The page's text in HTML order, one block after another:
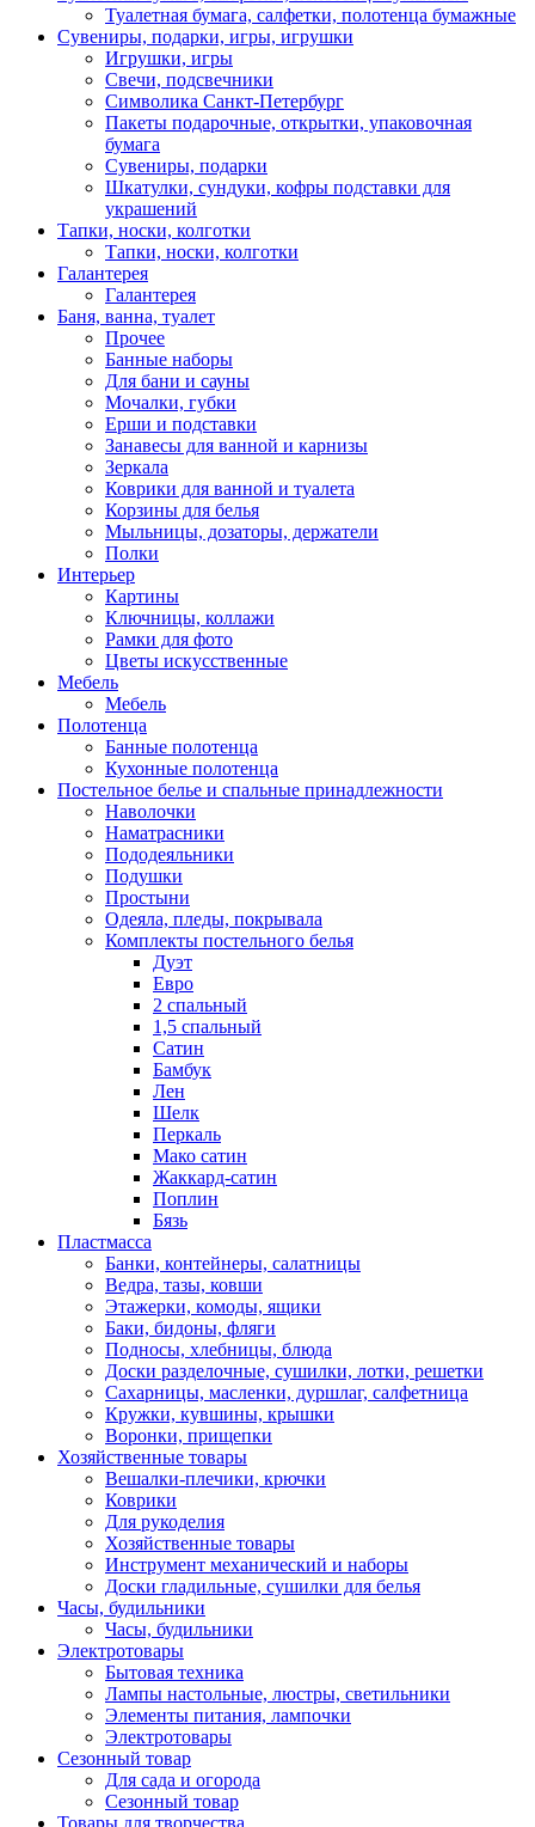
Туалетная бумага, салфетки, полотенца бумажные
Сувениры, подарки, игры, игрушки
Игрушки, игры
Свечи, подсвечники
Символика Санкт-Петербург
Пакеты подарочные, открытки, упаковочная
бумага
Сувениры, подарки
Шкатулки, сундуки, кофры подставки для
украшений
Тапки, носки, колготки
Тапки, носки, колготки
Галантерея
Галантерея
Баня, ванна, туалет
Прочее
Банные наборы
Для бани и сауны
Мочалки, губки
Ерши и подставки
Занавесы для ванной и карнизы
Зеркала
Коврики для ванной и туалета
Корзины для белья
Мыльницы, дозаторы, держатели
Полки
Интерьер
Картины
Ключницы, коллажи
Рамки для фото
Цветы искусственные
Мебель
Мебель
Полотенца
Банные полотенца
Кухонные полотенца
Постельное белье и спальные принадлежности
Наволочки
Наматрасники
Пододеяльники
Подушки
Простыни
Одеяла, пледы, покрывала
Комплекты постельного белья
Дуэт
Евро
2 спальный
1,5 спальный
Сатин
Бамбук
Лен
Шелк
Перкаль
Мако сатин
Жаккард-сатин
Поплин
Бязь
Пластмасса
Банки, контейнеры, салатницы
Ведра, тазы, ковши
Этажерки, комоды, ящики
Баки, бидоны, фляги
Подносы, хлебницы, блюда
Доски разделочные, сушилки, лотки, решетки
Сахарницы, масленки, дуршлаг, салфетница
Кружки, кувшины, крышки
Воронки, прищепки
Хозяйственные товары
Вешалки-плечики, крючки
Коврики
Для рукоделия
Хозяйственные товары
Инструмент механический и наборы
Доски гладильные, сушилки для белья
Часы, будильники
Часы, будильники
Электротовары
Бытовая техника
Лампы настольные, люстры, светильники
Элементы питания, лампочки
Электротовары
Сезонный товар
Для сада и огорода
Сезонный товар
Товары для творчества